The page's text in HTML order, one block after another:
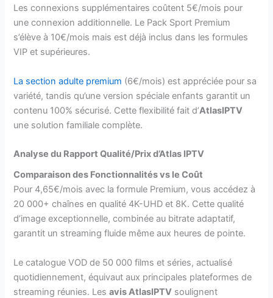
Les connexions supplémentaires coûtent 5€/mois pour
une connexion additionnelle. Le Pack Sport Premium
s’élève à 10€/mois mais est déjà inclus dans les formules
VIP et supérieures.
La section adulte premium (6€/mois) est appréciée pour sa
variété, tandis qu’une version spéciale enfants garantit un
contenu 100% sécurisé. Cette flexibilité fait d’AtlasIPTV
une solution familiale complète.
Analyse du Rapport Qualité/Prix d’Atlas IPTV
Comparaison des Fonctionnalités vs le Coût
Pour 4,65€/mois avec la formule Premium, vous accédez à
20 000+ chaînes en qualité 4K-UHD et 8K. Cette qualité
d’image exceptionnelle, combinée au bitrate adaptatif,
garantit un streaming fluide même aux heures de pointe.
Le catalogue VOD de 50 000 films et séries, actualisé
quotidiennement, équivaut aux principales plateformes de
streaming réunies. Lesavis AtlasIPTV soulignent